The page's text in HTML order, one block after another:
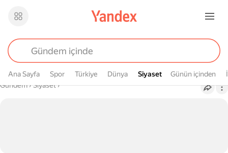
Ana Sayfa Spor Türkiye Dünya Siyaset
Siyaset Günün içinden
Buradasın
Gündem› Siyaset›